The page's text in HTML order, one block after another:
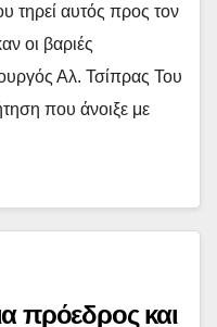
τηρεί αυτός προς τον
οι βαριές
Αλ. Τσίπρας Του
που άνοιξε με
πρόεδρος και